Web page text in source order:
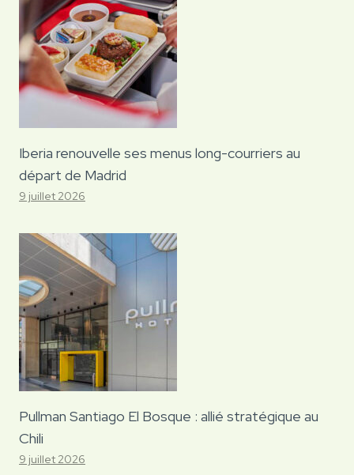
Iberia renouvelle ses menus long-courriers au
départ de Madrid
9 juillet 2026
Pullman Santiago El Bosque : allié stratégique au
Chili
9 juillet 2026